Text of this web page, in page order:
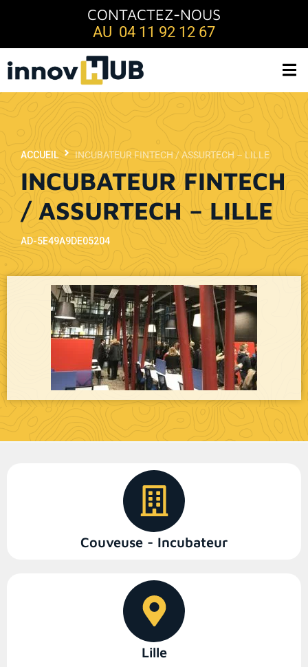
CONTACTEZ-NOUS
AU 04 11 92 12 67
INCUBATEUR FINTECH
/ ASSURTECH – LILLE
ACCUEIL INCUBATEUR FINTECH / ASSURTECH – LILLE
AD-5E49A9DE05204
Couveuse - Incubateur
Lille